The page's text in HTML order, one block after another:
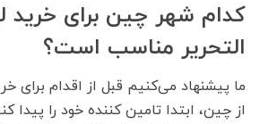
کدام شهر چین برای خرید
التحریر مناسب است؟
ما پیشنهاد می‌کنیم قبل از اقدام برای
از چین، ابتدا تامین کننده خود را پیدا